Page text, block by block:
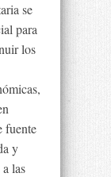
se
para
los
fuente
y
las